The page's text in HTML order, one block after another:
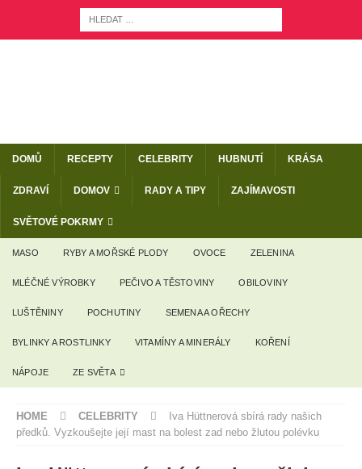
DOMŮ RECEPTY CELEBRITY HUBNUTÍ KRÁSA
ZDRAVÍ DOMOV RADY A TIPY ZAJÍMAVOSTI
SVĚTOVÉ POKRMY
MASO RYBY A MOŘSKÉ PLODY OVOCE ZELENINA
MLÉČNÉ VÝROBKY PEČIVO A TĚSTOVINY OBILOVINY
LUŠTĚNINY POCHUTINY SEMENA A OŘECHY
BYLINKY A ROSTLINKY VITAMÍNY A MINERÁLY KOŘENÍ
NÁPOJE ZE SVĚTA
HOME CELEBRITY
Iva Hüttnerová sbírá rady našich
předků. Vyzkoušejte její mast na bolest zad nebo žlutou polévku